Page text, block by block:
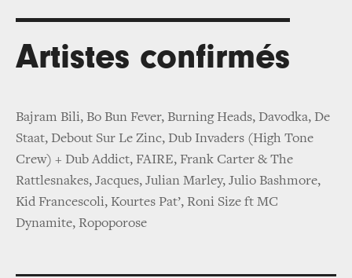
Artistes confirmés
Bajram Bili, Bo Bun Fever, Burning Heads, Davodka, De
Staat, Debout Sur Le Zinc, Dub Invaders (High Tone
Crew) + Dub Addict, FAIRE, Frank Carter & The
Rattlesnakes, Jacques, Julian Marley, Julio Bashmore,
Kid Francescoli, Kourtes Pat’, Roni Size ft MC
Dynamite, ​Ropoporose